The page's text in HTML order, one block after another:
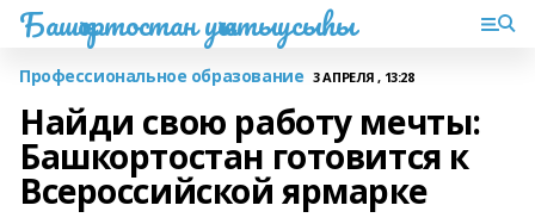
Башҡортостан уҡытыусыһы
Профессиональное образование 3 АПРЕЛЯ , 13:28
Найди свою работу мечты:
Башкортостан готовится к
Всероссийской ярмарке